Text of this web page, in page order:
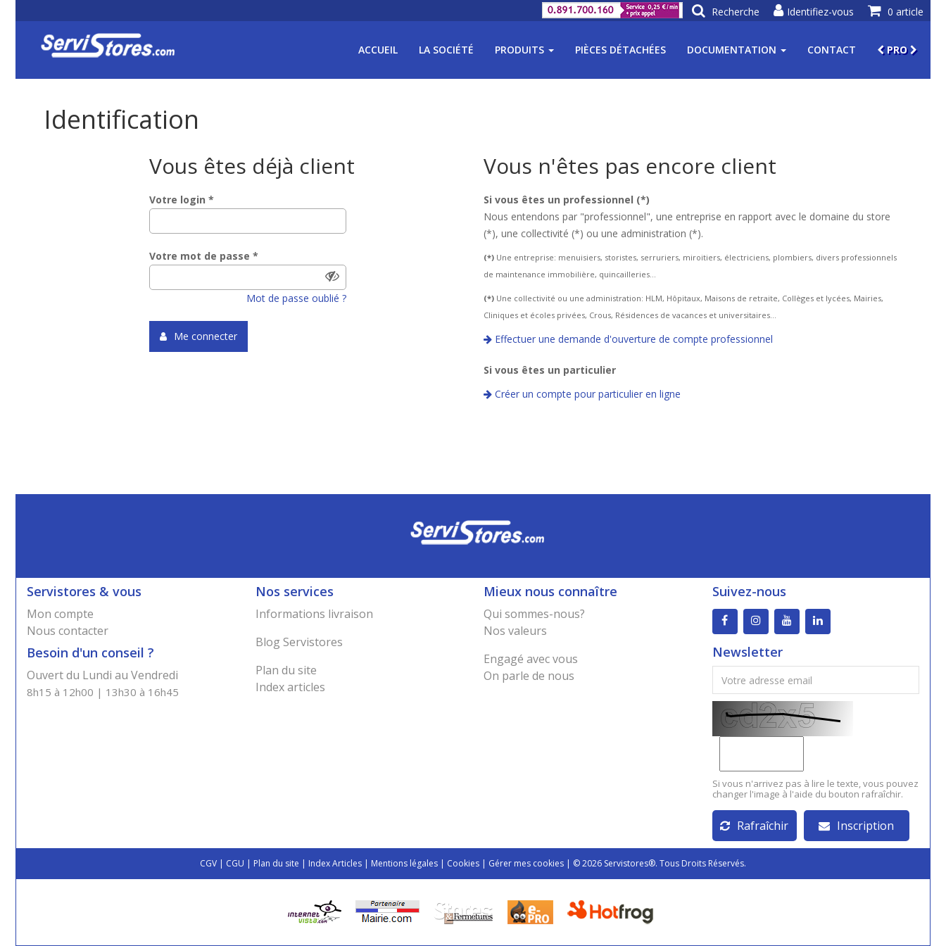
ACCUEIL LA SOCIÉTÉ PRODUITS PIÈCES DÉTACHÉES DOCUMENTATION CONTACT PRO
Identification
Vous êtes déjà client
Votre login *
Votre mot de passe *
Mot de passe oublié ?
Me connecter
Vous n'êtes pas encore client
Si vous êtes un professionnel (*)
Nous entendons par "professionnel", une entreprise en rapport avec le domaine du store
(*), une collectivité (*) ou une administration (*).
(*) Une entreprise: menuisiers, storistes, serruriers, miroitiers, électriciens, plombiers, divers professionnels
de maintenance immobilière, quincailleries…
(*) Une collectivité ou une administration: HLM, Hôpitaux, Maisons de retraite, Collèges et lycées, Mairies,
Cliniques et écoles privées, Crous, Résidences de vacances et universitaires…
Effectuer une demande d'ouverture de compte professionnel
Si vous êtes un particulier
Créer un compte pour particulier en ligne
Servistores & vous
Mon compte
Nous contacter
Besoin d'un conseil ?
Ouvert du Lundi au Vendredi
8h15 à 12h00 | 13h30 à 16h45
Nos services
Informations livraison
Blog Servistores
Plan du site
Index articles
Mieux nous connaître
Qui sommes-nous?
Nos valeurs
Engagé avec vous
On parle de nous
Suivez-nous
Newsletter
Si vous n'arrivez pas à lire le texte, vous pouvez
changer l'image à l'aide du bouton rafraîchir.
Rafraîchir Inscription
CGV | CGU | Plan du site | Index Articles | Mentions légales | Cookies | Gérer mes cookies | © 2026 Servistores®. Tous Droits Réservés.
0 article
Identifiez-vous
Recherche